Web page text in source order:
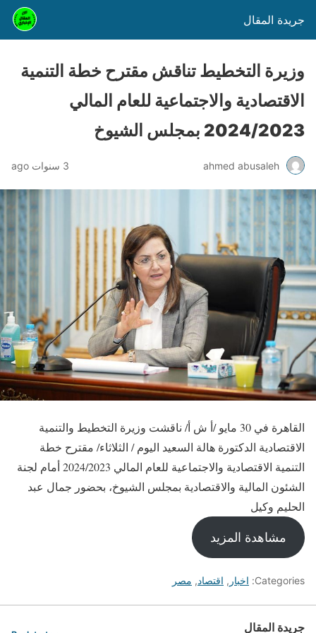
جريدة المقال
وزيرة التخطيط تناقش مقترح خطة التنمية
الاقتصادية والاجتماعية للعام المالي
2024/2023 بمجلس الشيوخ
ahmed abusaleh 3 سنوات ago
القاهرة في 30 مايو /أ ش أ/ ناقشت وزيرة التخطيط والتنمية
الاقتصادية الدكتورة هالة السعيد اليوم / الثلاثاء/ مقترح خطة
التنمية الاقتصادية والاجتماعية للعام المالي 2024/2023 أمام لجنة
الشئون المالية والاقتصادية بمجلس الشيوخ، بحضور جمال عبد
الحليم وكيل
مشاهدة المزيد
Categories: اخبار , اقتصاد, مصر
جريدة المقال